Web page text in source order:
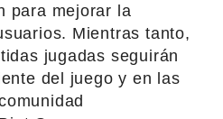
para mejorar la
Mientras tanto,
jugadas seguirán
del juego y en las